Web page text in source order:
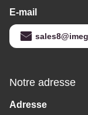
E-mail
Notre adresse
Adresse